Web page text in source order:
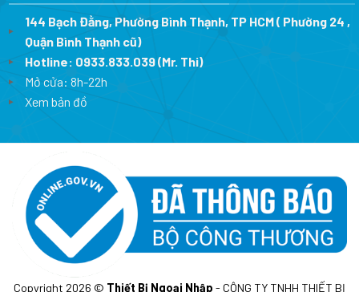
144 Bạch Đằng, Phường Bình Thạnh, TP HCM ( Phường 24 ,
Quận Bình Thạnh cũ)
Hotline: 0933.833.039(Mr. Thi)
Mở cửa: 8h-22h
Xem bản đồ
Copyright 2026 © Thiết Bị Ngoại Nhập - CÔNG TY TNHH THIẾT BỊ